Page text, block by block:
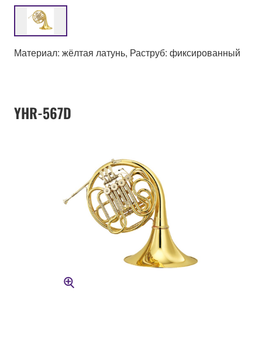
Материал: жёлтая латунь, Раструб: фиксированный
YHR-567D